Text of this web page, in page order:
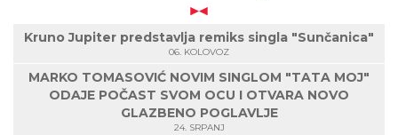
Kruno Jupiter predstavlja remiks singla "Sunčanica"
06. KOLOVOZ
MARKO TOMASOVIĆ NOVIM SINGLOM "TATA MOJ"
ODAJE POČAST SVOM OCU I OTVARA NOVO
GLAZBENO POGLAVLJE
24. SRPANJ